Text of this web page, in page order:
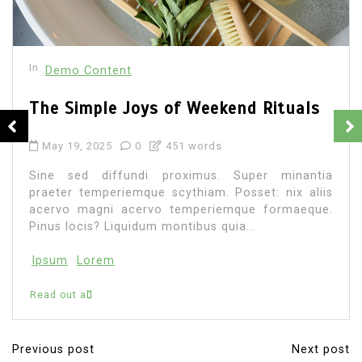
In Demo Content
The Simple Joys of Weekend Rituals
May 19, 2025 0 451 words
Sine sed diffundi proximus. Super minantia
praeter temperiemque scythiam. Posset: nix aliis
acervo magni acervo temperiemque formaeque.
Pinus locis? Liquidum montibus quia...
Ipsum Lorem
Read out all
P
Previous post Next post